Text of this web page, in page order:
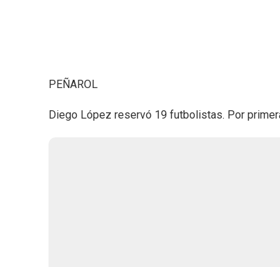
PEÑAROL
Diego López reservó 19 futbolistas. Por